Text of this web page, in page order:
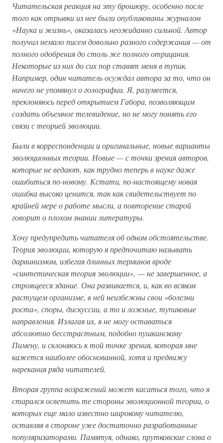
Читательская реакция на эту брошюру, особенно после
того как отрывки из нее были опубликованы журналом
«Наука и жизнь», оказалась неожиданно сильной. Автор
получил немало писем довольно разного содержания — от
полного одобрения до столь же полного отрицания.
Некоторые из них до сих пор ставят меня в тупик.
Например, один читатель осуждал автора за то, что он
ничего не упомянул о голографии. Я, разумеется,
преклоняюсь перед открытием Габора, позволяющим
создать объемное телевидение, но не могу понять его
связи с теорией эволюции.
Были в корреспонденции и оригинальные, новые варианты
эволюционных теории. Новые — с точки зрения авторов,
которые не ведают, как трудно теперь в науке даже
ошибиться по-новому. Кстати, по-настоящему новая
ошибка высоко ценится, так как свидетельствует по
крайней мере о работе мысли, а повторение старой
говорит о плохом знании литературы.
Хочу предупредить читателя об одном обстоятельстве.
Теория эволюции, которую я предпочитаю называть
дарвинизмом, избегая длинных терминов вроде
«синтетическая теория эволюции», — не завершенное, а
строящееся здание. Она развивается, и, как во всяком
растущем организме, в ней неизбежны свои «болезни
роста», споры, дискуссии, а то и ложные, тупиковые
направления. Излагая их, я не могу оставаться
абсолютно бесстрастным, подобно пушкинскому
Пимену, и склоняюсь к той точке зрения, которая мне
кажется наиболее обоснованной, хотя и предвижу
нарекания ряда читателей.
Вторая группа возражений может касаться того, что я
старался осветить те стороны эволюционной теории, о
которых еще мало известно широкому читателю,
оставляя в стороне уже достаточно разработанные
популяризаторами. Памятуя, однако, прутковские слова о